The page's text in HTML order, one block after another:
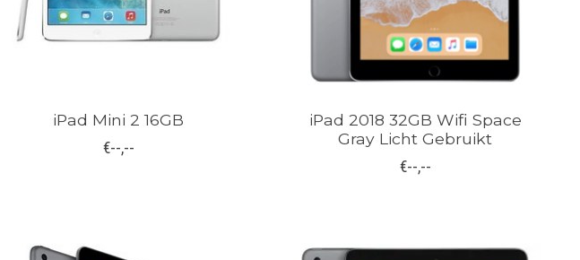
iPad Mini 2 16GB
€--,--
iPad 2018 32GB Wifi Space
Gray Licht Gebruikt
€--,--